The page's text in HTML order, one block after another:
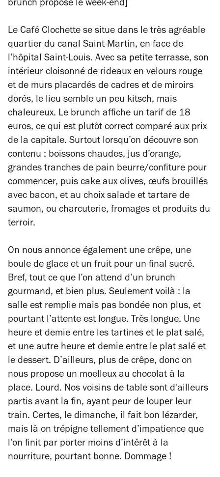
brunch proposé le week-end]
Le Café Clochette se situe dans le très agréable
quartier du canal Saint-Martin, en face de
l’hôpital Saint-Louis. Avec sa petite terrasse, son
intérieur cloisonné de rideaux en velours rouge
et de murs placardés de cadres et de miroirs
dorés, le lieu semble un peu kitsch, mais
chaleureux. Le brunch affiche un tarif de 18
euros, ce qui est plutôt correct comparé aux prix
de la capitale. Surtout lorsqu’on découvre son
contenu : boissons chaudes, jus d’orange,
grandes tranches de pain beurre/confiture pour
commencer, puis cake aux olives, œufs brouillés
avec bacon, et au choix salade et tartare de
saumon, ou charcuterie, fromages et produits du
terroir.
On nous annonce également une crêpe, une
boule de glace et un fruit pour un final sucré.
Bref, tout ce que l’on attend d’un brunch
gourmand, et bien plus. Seulement voilà : la
salle est remplie mais pas bondée non plus, et
pourtant l’attente est longue. Très longue. Une
heure et demie entre les tartines et le plat salé,
et une autre heure et demie entre le plat salé et
le dessert. D’ailleurs, plus de crêpe, donc on
nous propose un moelleux au chocolat à la
place. Lourd. Nos voisins de table sont d'ailleurs
partis avant la fin, ayant peur de louper leur
train. Certes, le dimanche, il fait bon lézarder,
mais là on trépigne tellement d’impatience que
l’on finit par porter moins d’intérêt à la
nourriture, pourtant bonne. Dommage !